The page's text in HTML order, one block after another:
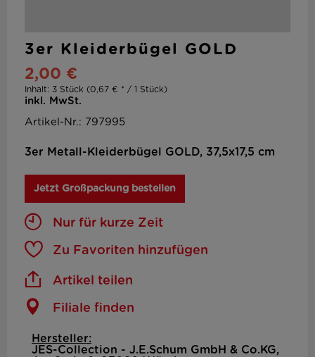
3er Kleiderbügel GOLD
2,00 €
Inhalt: 3 Stück (0,67 € * / 1 Stück)
inkl. MwSt.
Artikel-Nr.: 797995
3er Metall-Kleiderbügel GOLD, 37,5x17,5 cm
Jetzt Großpackung bestellen
Nur für kurze Zeit
Zu Favoriten hinzufügen
Artikel teilen
Filiale finden
Hersteller:
JES-Collection - J.E.Schum GmbH & Co.KG,